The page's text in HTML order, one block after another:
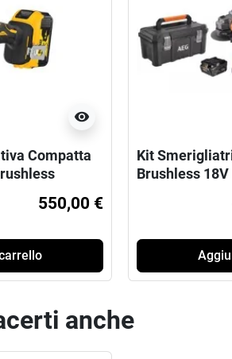
visibility
Compatta
550,00 €
Kit
Brushless 18V
anche